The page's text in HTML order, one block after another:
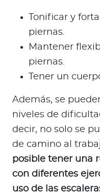
Tonificar y
piernas.
Mantener
piernas.
Tener un
Además, se
niveles de
decir, no solo se
de camino al
posible tener una
con diferentes
uso de las